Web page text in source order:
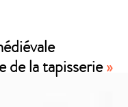
de la tapisserie»